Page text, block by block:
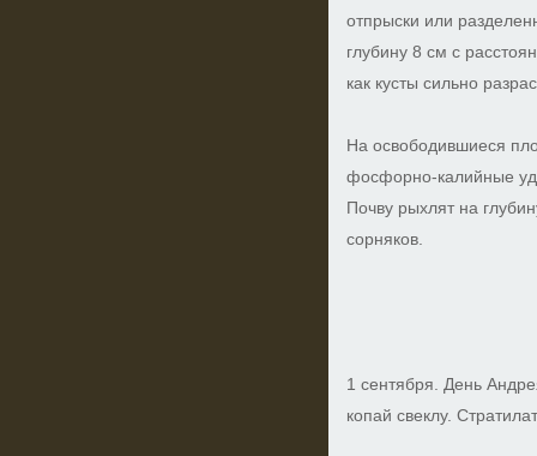
отпрыски или
глубину 8 см с
как кусты сильно
На освободившиеся
фосфорно-калийные
Почву рыхлят на
сорняков.
1 сентября. День
копай свеклу.